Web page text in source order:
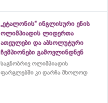
„ეტალონის“ ინგლისური ენის
ოლიმპიადის ლიდერთა
ათეულები და აბსოლუტური
ჩემპიონები გამოვლინდნენ
საგნობრივ ოლიმპიადის
ფარგლებში კი დარჩა მხოლოდ